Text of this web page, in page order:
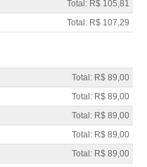
Total: R$ 105,81
Total: R$ 107,29
Total: R$ 89,00
Total: R$ 89,00
Total: R$ 89,00
Total: R$ 89,00
Total: R$ 89,00